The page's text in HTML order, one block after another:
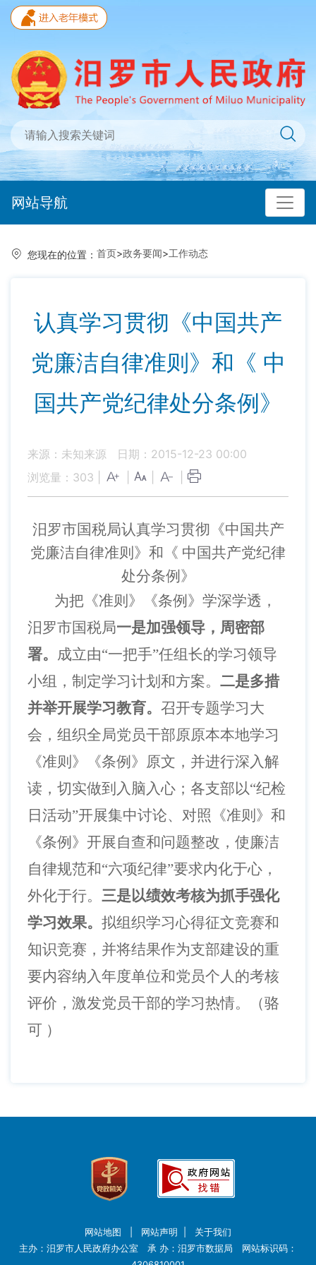
网站导航
您现在的位置： 首页>政务要闻>工作动态
认真学习贯彻《中国共产
党廉洁自律准则》和《 中
国共产党纪律处分条例》
来源：未知来源
日期：2015-12-23 00:00
浏览量： 303
汨罗市国税局认真学习贯彻《中国共产
党廉洁自律准则》和《 中国共产党纪律
处分条例》
为把《准则》《条例》学深学透，
汨罗市国税局一是加强领导，周密部
署。 成立由“一把手”任组长的学习领导
小组，制定学习计划和方案。 二是多措
并举开展学习教育。 召开专题学习大
会，组织全局党员干部原原本本地学习
《准则》《条例》原文，并进行深入解
读，切实做到入脑入心；各支部以“纪检
日活动”开展集中讨论、对照《准则》和
《条例》开展自查和问题整改，使廉洁
自律规范和“六项纪律”要求内化于心，
外化于行。 三是以绩效考核为抓手强化
学习效果。 拟组织学习心得征文竞赛和
知识竞赛，并将结果作为支部建设的重
要内容纳入年度单位和党员个人的考核
评价，激发党员干部的学习热情。（骆
可 ）
网站地图 网站声明
关于我们
主办：汨罗市人民政府办公室 承 办：汨罗市数据局 网站标识码：